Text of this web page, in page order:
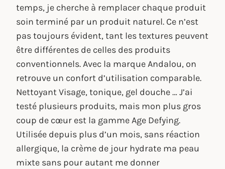
temps, je cherche à remplacer chaque produit
soin terminé par un produit naturel. Ce n’est
pas toujours évident, tant les textures peuvent
être différentes de celles des produits
conventionnels. Avec la marque Andalou, on
retrouve un confort d’utilisation comparable.
Nettoyant Visage, tonique, gel douche … J’ai
testé plusieurs produits, mais mon plus gros
coup de cœur est la gamme Age Defying.
Utilisée depuis plus d’un mois, sans réaction
allergique, la crème de jour hydrate ma peau
mixte sans pour autant me donner